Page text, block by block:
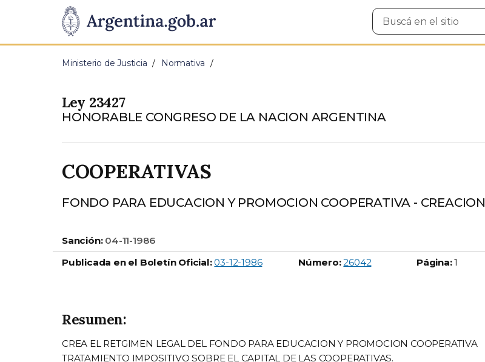
Presidencia
de
Pasar al contenido principal
Buscar
en
Ministerio de Justicia Normativa
Ley 23427
HONORABLE CONGRESO DE LA NACION ARGENTINA
COOPERATIVAS
FONDO PARA EDUCACION Y PROMOCION COOPERATIVA - CREACION
Sanción: 04-11-1986
Publicada en el Boletín Oficial: 03-12-1986 Número:Boletín Oficial número:
26042 Página: 1
Resumen:
CREA EL RETGIMEN LEGAL DEL FONDO PARA EDUCACION Y PROMOCION COOPERATIVA
TRATAMIENTO IMPOSITIVO SOBRE EL CAPITAL DE LAS COOPERATIVAS.